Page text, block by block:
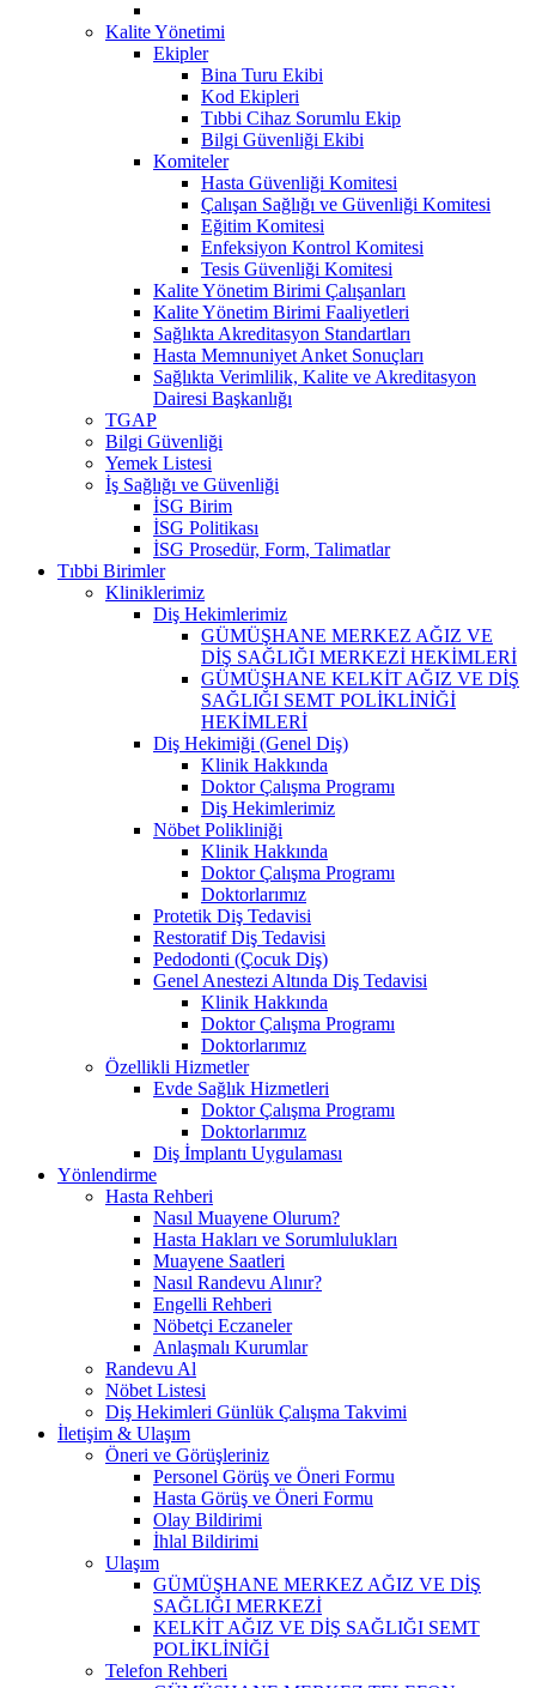
Kalite Yönetimi
Ekipler
Bina Turu Ekibi
Kod Ekipleri
Tıbbi Cihaz Sorumlu Ekip
Bilgi Güvenliği Ekibi
Komiteler
Hasta Güvenliği Komitesi
Çalışan Sağlığı ve Güvenliği Komitesi
Eğitim Komitesi
Enfeksiyon Kontrol Komitesi
Tesis Güvenliği Komitesi
Kalite Yönetim Birimi Çalışanları
Kalite Yönetim Birimi Faaliyetleri
Sağlıkta Akreditasyon Standartları
Hasta Memnuniyet Anket Sonuçları
Sağlıkta Verimlilik, Kalite ve Akreditasyon
Dairesi Başkanlığı
TGAP
Bilgi Güvenliği
Yemek Listesi
İş Sağlığı ve Güvenliği
İSG Birim
İSG Politikası
İSG Prosedür, Form, Talimatlar
Tıbbi Birimler
Kliniklerimiz
Diş Hekimlerimiz
GÜMÜŞHANE MERKEZ AĞIZ VE
DİŞ SAĞLIĞI MERKEZİ HEKİMLERİ
GÜMÜŞHANE KELKİT AĞIZ VE DİŞ
SAĞLIĞI SEMT POLİKLİNİĞİ
HEKİMLERİ
Diş Hekimiği (Genel Diş)
Klinik Hakkında
Doktor Çalışma Programı
Diş Hekimlerimiz
Nöbet Polikliniği
Klinik Hakkında
Doktor Çalışma Programı
Doktorlarımız
Protetik Diş Tedavisi
Restoratif Diş Tedavisi
Pedodonti (Çocuk Diş)
Genel Anestezi Altında Diş Tedavisi
Klinik Hakkında
Doktor Çalışma Programı
Doktorlarımız
Özellikli Hizmetler
Evde Sağlık Hizmetleri
Doktor Çalışma Programı
Doktorlarımız
Diş İmplantı Uygulaması
Yönlendirme
Hasta Rehberi
Nasıl Muayene Olurum?
Hasta Hakları ve Sorumlulukları
Muayene Saatleri
Nasıl Randevu Alınır?
Engelli Rehberi
Nöbetçi Eczaneler
Anlaşmalı Kurumlar
Randevu Al
Nöbet Listesi
Diş Hekimleri Günlük Çalışma Takvimi
İletişim & Ulaşım
Öneri ve Görüşleriniz
Personel Görüş ve Öneri Formu
Hasta Görüş ve Öneri Formu
Olay Bildirimi
İhlal Bildirimi
Ulaşım
GÜMÜŞHANE MERKEZ AĞIZ VE DİŞ
SAĞLIĞI MERKEZİ
KELKİT AĞIZ VE DİŞ SAĞLIĞI SEMT
POLİKLİNİĞİ
Telefon Rehberi